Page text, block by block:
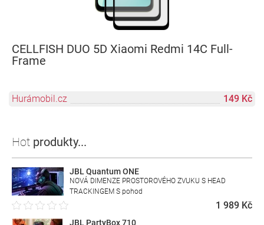
CELLFISH DUO 5D Xiaomi Redmi 14C Full-
Frame
Hurámobil.cz 149 Kč
Hot produkty...
JBL Quantum ONE
NOVÁ DIMENZE PROSTOROVÉHO ZVUKU S HEAD
TRACKINGEM S pohod
1 989 Kč
JBL PartyBox 710